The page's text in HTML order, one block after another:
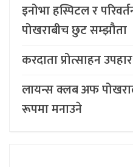
इनोभा हस्पिटल र
पोखराबीच छुट सम्झौता
करदाता प्रोत्साहन
लायन्स क्लब अफ
रूपमा मनाउने